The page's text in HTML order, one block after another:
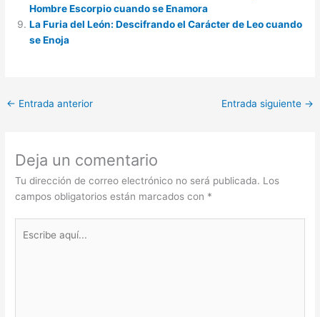
Hombre Escorpio cuando se Enamora
La Furia del León: Descifrando el Carácter de Leo cuando
se Enoja
← Entrada anterior Entrada siguiente →
Deja un comentario
Tu dirección de correo electrónico no será publicada. Los
campos obligatorios están marcados con *
aquí...